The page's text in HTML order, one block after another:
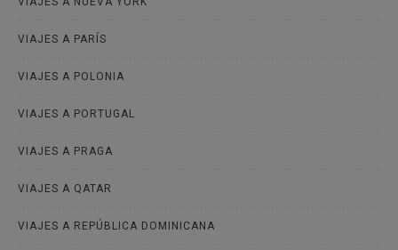
VIAJES A PARÍS
VIAJES A POLONIA
VIAJES A PORTUGAL
VIAJES A PRAGA
VIAJES A QATAR
VIAJES A REPÚBLICA DOMINICANA